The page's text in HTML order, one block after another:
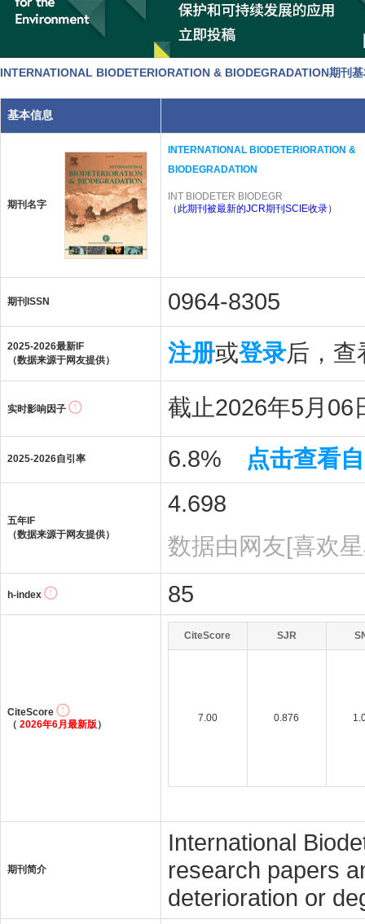
INTERNATIONAL BIODETERIORATION & BIODEGRADATION期刊
基本信息
期刊名字
INTERNATIONAL BIODETERIORATION &
BIODEGRADATION
INT BIODETER BIODEGR
（此期刊被最新的JCR期刊SCIE收录）
期刊ISSN 0964-8305
2025-2026最新IF
（数据来源于网友提供）
注册或登录后，查
实时影响因子 截止2026年5月06
2025-2026自引率 6.8% 点击查看
五年IF
（数据来源于网友提供）
4.698
数据由网友[喜欢
h-index 85
CiteScore
（ 2026年6月最新版）
CiteScore SJR
7.00 0.876
期刊简介
International
research papers
deterioration or